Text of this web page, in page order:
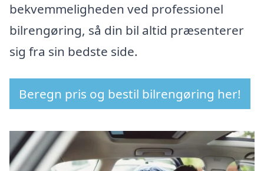
bekvemmeligheden ved professionel
bilrengøring, så din bil altid præsenterer
sig fra sin bedste side.
Beregn pris og bestil bilrengøring her!